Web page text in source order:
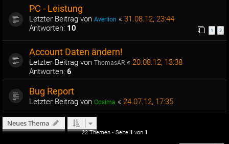
PC - Leistung
Letzter Beitrag von Averlion « 31.08.12, 23:44
Antworten: 10 1 2
Account Daten ändern!
Letzter Beitrag von ThomasAR « 20.08.12, 13:38
Antworten: 6
Bug Report
Letzter Beitrag von Cosima « 24.07.12, 17:35
Neues Thema
22 Themen • Seite 1 von 1